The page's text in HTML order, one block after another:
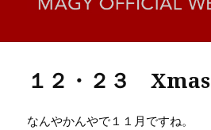
１２・２３
なんやかんやで１１月ですね。